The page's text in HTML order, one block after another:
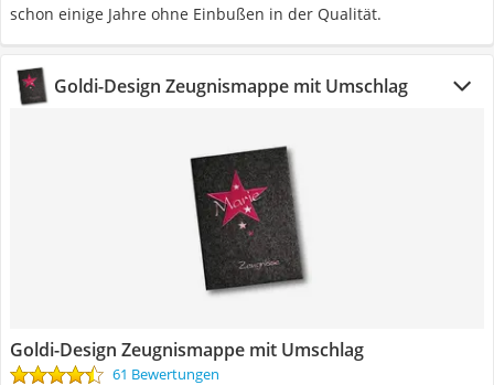
schon einige Jahre ohne Einbußen in der Qualität.
Goldi-Design Zeugnismappe mit Umschlag
Goldi-Design Zeugnismappe mit Umschlag
61 Bewertungen